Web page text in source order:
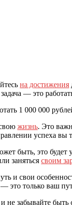
на достижения
— это
1 000 000
жизнь. Это
успеха вы
быть, это будет
заняться своим
и свои
это только ваш
не забывайте